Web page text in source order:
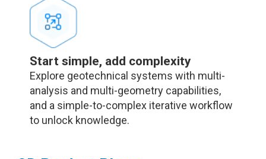
Start simple, add complexity
Explore geotechnical systems with multi-
analysis and multi-geometry capabilities,
and a simple-to-complex iterative workflow
to unlock knowledge.